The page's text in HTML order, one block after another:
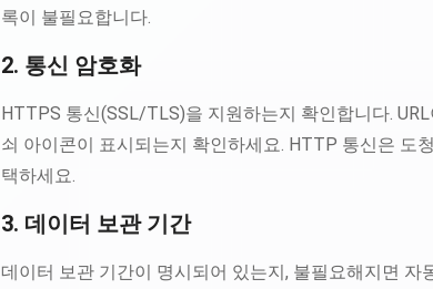
록이 불필요합니다.
2. 통신 암호화
HTTPS 통신(SSL/TLS)을 지원하는지 확인합니다. URL
쇠 아이콘이 표시되는지 확인하세요. HTTP 통신은 도
택하세요.
3. 데이터 보관 기간
데이터 보관 기간이 명시되어 있는지, 불필요해지면